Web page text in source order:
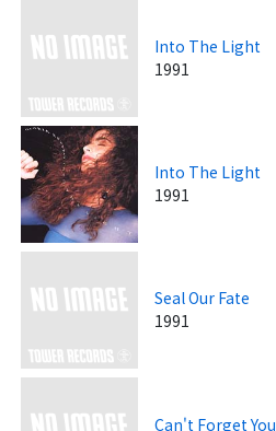
Into The Light
1991
Into The Light
1991
Seal Our Fate
1991
Can't Forget You